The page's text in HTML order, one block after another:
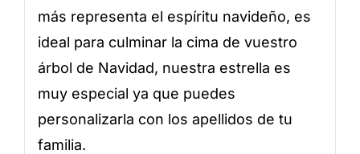
más representa el espíritu navideño, es
ideal para culminar la cima de vuestro
árbol de Navidad, nuestra estrella es
muy especial ya que puedes
personalizarla con los apellidos de tu
familia.